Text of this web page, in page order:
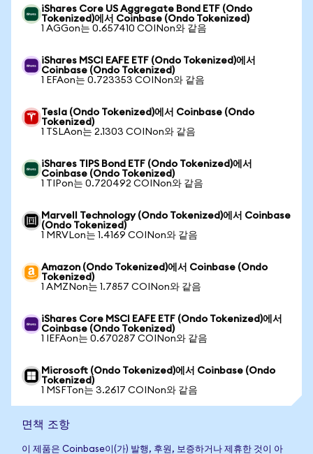
iShares Core US Aggregate Bond ETF (Ondo
Tokenized)에서 Coinbase (Ondo Tokenized)
1 AGGon는 0.657410 COINon와 같음
iShares MSCI EAFE ETF (Ondo Tokenized)에서
Coinbase (Ondo Tokenized)
1 EFAon는 0.723353 COINon와 같음
Tesla (Ondo Tokenized)에서 Coinbase (Ondo
Tokenized)
1 TSLAon는 2.1303 COINon와 같음
iShares TIPS Bond ETF (Ondo Tokenized)에서
Coinbase (Ondo Tokenized)
1 TIPon는 0.720492 COINon와 같음
Marvell Technology (Ondo Tokenized)에서 Coinbase
(Ondo Tokenized)
1 MRVLon는 1.4169 COINon와 같음
Amazon (Ondo Tokenized)에서 Coinbase (Ondo
Tokenized)
1 AMZNon는 1.7857 COINon와 같음
iShares Core MSCI EAFE ETF (Ondo Tokenized)에서
Coinbase (Ondo Tokenized)
1 IEFAon는 0.670287 COINon와 같음
Microsoft (Ondo Tokenized)에서 Coinbase (Ondo
Tokenized)
1 MSFTon는 3.2617 COINon와 같음
면책 조항
이 제품은 Coinbase이(가) 발행, 후원, 보증하거나 제휴한 것이 아